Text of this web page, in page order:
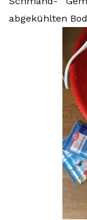
abgekühlten